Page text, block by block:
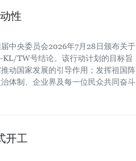
性
中央委员会2026年7月28日颁布关于
KL/TW号结论。该行动计划的目标旨
动国家发展的引导作用；发挥祖国阵
体制、企业界及每一位民众共同奋斗
开工